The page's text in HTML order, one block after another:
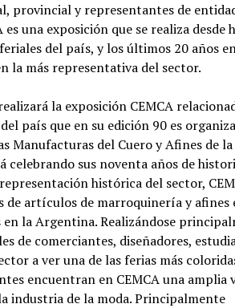
provincial y representantes de
es una exposición que se realiza desde
del país, y los últimos 20 años
la más representativa del sector.
la exposición CEMCA
país que en su edición 90 es
Manufacturas del Cuero y Afines de
celebrando sus noventa años de
histórica del sector,
de artículos de marroquinería y afines
en la Argentina. Realizándose
de comerciantes, diseñadores,
a ver una de las ferias más
encuentran en CEMCA una amplia
industria de la moda. Principalmente